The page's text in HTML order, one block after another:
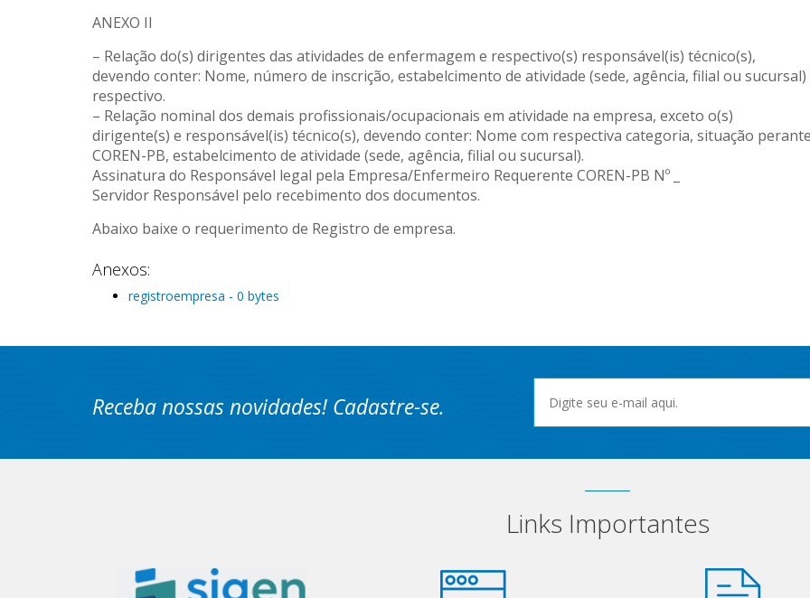
ANEXO II
– Relação do(s) dirigentes das atividades de enfermagem e respectivo(s) responsável(is) técnico(s),
devendo conter: Nome, número de inscrição, estabelcimento de atividade (sede, agência, filial ou
respectivo.
– Relação nominal dos demais profissionais/ocupacionais em atividade na empresa, exceto o(s)
dirigente(s) e responsável(is) técnico(s), devendo conter: Nome com respectiva categoria, situação
COREN-PB, estabelcimento de atividade (sede, agência, filial ou sucursal).
Assinatura do Responsável legal pela Empresa/Enfermeiro Requerente COREN-PB Nº _
Servidor Responsável pelo recebimento dos documentos.
Abaixo baixe o requerimento de Registro de empresa.
Anexos:
registroempresa - 0 bytes
Receba nossas novidades! Cadastre-se.
Links Importantes